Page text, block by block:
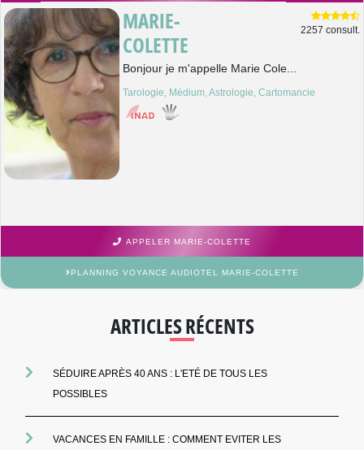
MARIE-
COLETTE
2257 consult.
Bonjour je m'appelle Marie Cole...
Tarologie, Médium, Astrologie, Cartomancie
APPELER MARIE-COLETTE
PLANNING VOYANCE AUDIOTEL MARIE-COLETTE
ARTICLES RÉCENTS
SÉDUIRE APRÈS 40 ANS : L'ETÉ DE TOUS LES
POSSIBLES
VACANCES EN FAMILLE : COMMENT EVITER LES